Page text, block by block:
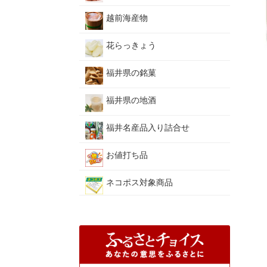
越前海産物
花らっきょう
福井県の銘菓
福井県の地酒
福井名産品入り詰合せ
お値打ち品
ネコポス対象商品